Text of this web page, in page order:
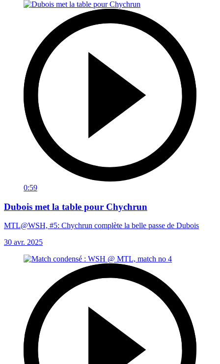
0:59
Dubois met la table pour Chychrun
MTL@WSH, #5: Chychrun complète la belle passe de Dubois
30 avr. 2025